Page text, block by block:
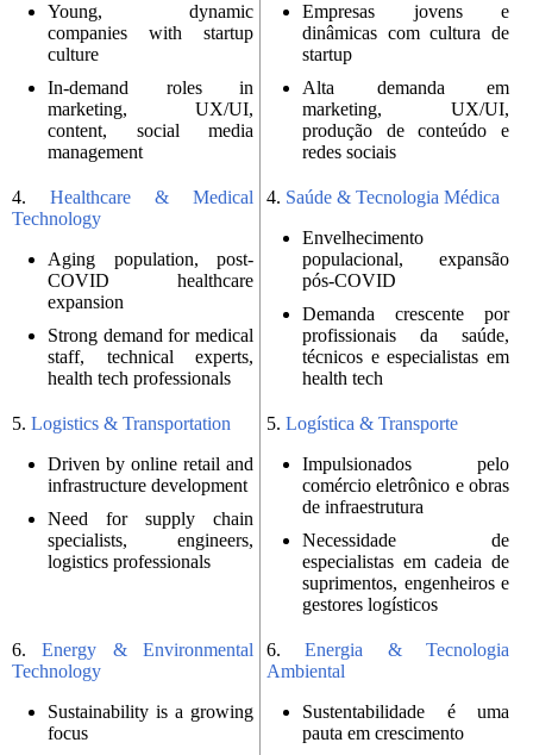
Young, dynamic
companies with startup
culture
In-demand roles in
marketing, UX/UI,
content, social media
management
Empresas jovens e
dinâmicas com cultura de
startup
Alta demanda em
marketing, UX/UI,
produção de conteúdo e
redes sociais
4. Healthcare & Medical
Technology
Aging population, post-
COVID healthcare
expansion
Strong demand for medical
staff, technical experts,
health tech professionals
4. Saúde & Tecnologia Médica
Envelhecimento
populacional, expansão
pós-COVID
Demanda crescente por
profissionais da saúde,
técnicos e especialistas em
health tech
5. Logistics & Transportation
Driven by online retail and
infrastructure development
Need for supply chain
specialists, engineers,
logistics professionals
5. Logística & Transporte
Impulsionados pelo
comércio eletrônico e obras
de infraestrutura
Necessidade de
especialistas em cadeia de
suprimentos, engenheiros e
gestores logísticos
6.Energy & Environmental
Technology
Sustainability is a growing
focus
6.Energia & Tecnologia
Ambiental
Sustentabilidade é uma
pauta em crescimento